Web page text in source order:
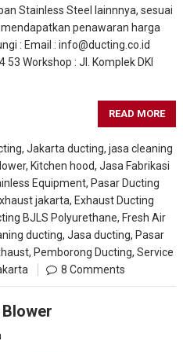
Stainless Steel lainnnya, sesuai
penawaran harga
: Email : info@ducting.co.id
Workshop : Jl. Komplek DKI
READ MORE
,Jakarta ducting,jasa cleaning
Kitchen hood,Jasa Fabrikasi
Equipment,Pasar Ducting
jakarta,Exhaust Ducting
BJLS Polyurethane,Fresh Air
ducting,Jasa ducting,Pasar
,Pemborong Ducting,Service
8 Comments